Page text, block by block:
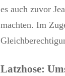
es auch zuvor
machten. Im
Latzhose: